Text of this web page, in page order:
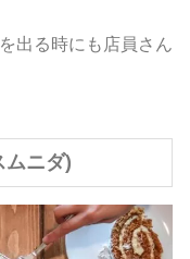
出る時にも店員さん
ムニダ)